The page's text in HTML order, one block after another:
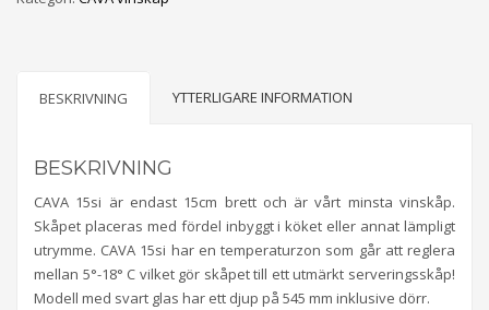
BESKRIVNING YTTERLIGARE INFORMATION
BESKRIVNING
CAVA 15si är endast 15cm brett och är vårt minsta vinskåp.
Skåpet placeras med fördel inbyggt i köket eller annat lämpligt
utrymme. CAVA 15si har en temperaturzon som går att reglera
mellan 5°-18° C vilket gör skåpet till ett utmärkt serveringsskåp!
Modell med svart glas har ett djup på 545 mm inklusive dörr.